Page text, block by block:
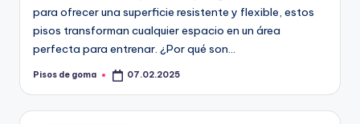
para ofrecer una superficie resistente y flexible, estos
pisos transforman cualquier espacio en un área
perfecta para entrenar. ¿Por qué son…
Publicado
Pisos de goma 07.02.2025